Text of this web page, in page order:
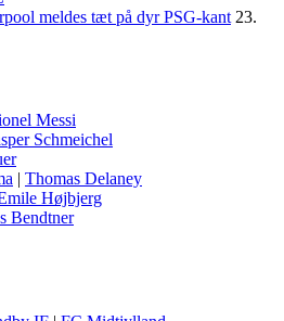
meldes tæt på dyr PSG-kant 23.
Messi
Schmeichel
| Thomas Delaney
Højbjerg
Bendtner